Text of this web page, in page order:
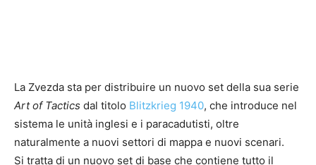
La Zvezda sta per distribuire un nuovo set della sua serie
Art of Tactics dal titolo Blitzkrieg 1940, che introduce nel
sistema le unità inglesi e i paracadutisti, oltre
naturalmente a nuovi settori di mappa e nuovi scenari.
Si tratta di un nuovo set di base che contiene tutto il